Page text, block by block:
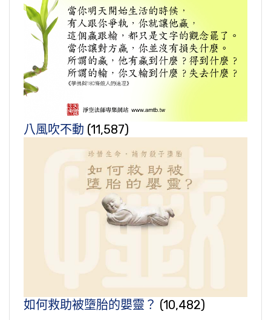
八風吹不動 (11,587)
如何救助被墮胎的嬰靈？ (10,482)